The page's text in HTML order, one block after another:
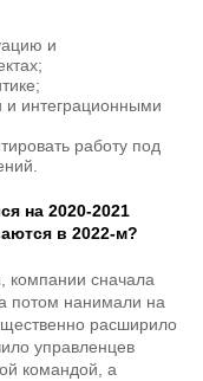
и
интеграционными
работу под
на 2020-2021
в 2022-м?
компании сначала
потом нанимали на
расширило
управленцев
командой, а